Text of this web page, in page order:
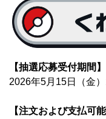
【抽選応募受付期間】
2026年5月15⽇（金
【注文および支払可能